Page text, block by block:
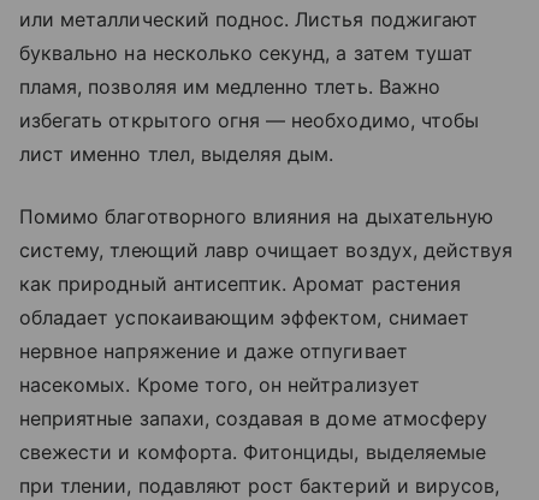
или металлический поднос. Листья поджигают
буквально на несколько секунд, а затем тушат
пламя, позволяя им медленно тлеть. Важно
избегать открытого огня — необходимо, чтобы
лист именно тлел, выделяя дым.
Помимо благотворного влияния на дыхательную
систему, тлеющий лавр очищает воздух, действуя
как природный антисептик. Аромат растения
обладает успокаивающим эффектом, снимает
нервное напряжение и даже отпугивает
насекомых. Кроме того, он нейтрализует
неприятные запахи, создавая в доме атмосферу
свежести и комфорта. Фитонциды, выделяемые
при тлении, подавляют рост бактерий и вирусов,